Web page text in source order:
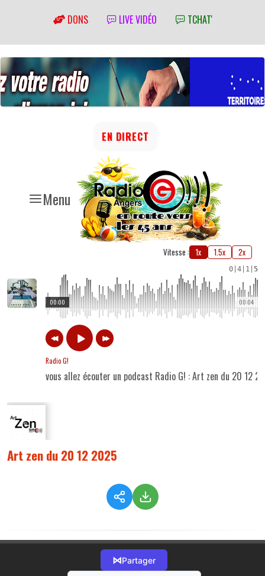
DONS LIVE VIDÉO TCHAT'
Menu
EN DIRECT
Vitesse : 1x 1.5x 2x
0 4 1 5
00:04
00:00
Radio G!
vous allez écouter un podcast Radio G! : Art zen du 20 12
Art zen du 20 12 2025
⋈Partager